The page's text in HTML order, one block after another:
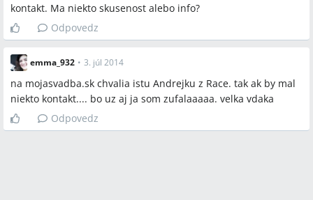
kontakt. Ma niekto skusenost alebo info?
Odpovedz
emma_932 • 3. júl 2014
na mojasvadba.sk chvalia istu Andrejku z Race. tak ak by mal
niekto kontakt.... bo uz aj ja som zufalaaaaa. velka vdaka
Odpovedz